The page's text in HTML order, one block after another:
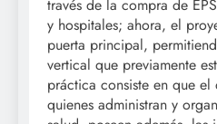
través de la compra de
y hospitales; ahora, el
puerta principal,
vertical que previamente
práctica consiste en que el
quienes administran y